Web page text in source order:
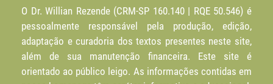
O Dr. Willian Rezende (CRM-SP 160.140 | RQE 50.546) é
pessoalmente responsável pela produção, edição,
adaptação e curadoria dos textos presentes neste site,
além de sua manutenção financeira. Este site é
orientado ao público leigo. As informações contidas em